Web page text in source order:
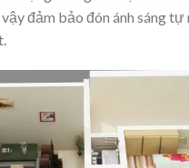
đảm bảo đón ánh sáng tự